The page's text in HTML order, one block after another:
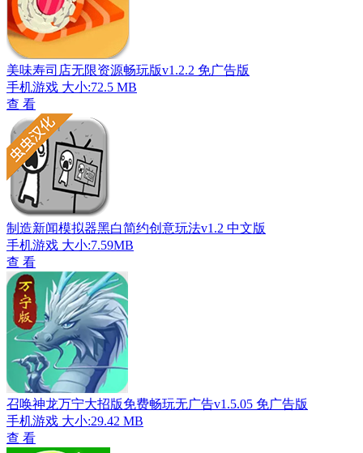
美味寿司店无限资源畅玩版v1.2.2 免广告版
手机游戏 大小:72.5 MB
查 看
制造新闻模拟器黑白简约创意玩法v1.2 中文版
手机游戏 大小:7.59MB
查 看
召唤神龙万宁大招版免费畅玩无广告v1.5.05 免广告版
手机游戏 大小:29.42 MB
查 看